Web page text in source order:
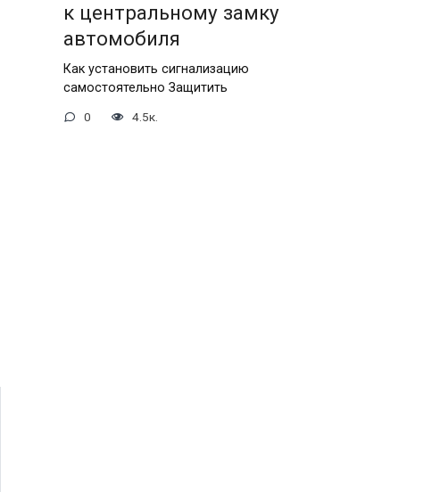
к центральному замку
автомобиля
Как установить сигнализацию
самостоятельно Защитить
0 4.5к.